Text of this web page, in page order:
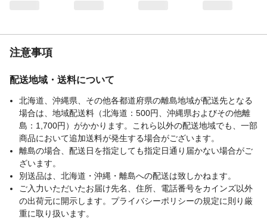
注意事項
配送地域・送料について
北海道、沖縄県、その他各都道府県の離島地域が配送先となる
場合は、地域配送料（北海道：500円、沖縄県およびその他離
島：1,700円）がかかります。これら以外の配送地域でも、一部
商品において追加送料が発生する場合がございます。
離島の場合、配送日を指定しても指定日通り届かない場合がご
ざいます。
別送品は、北海道・沖縄・離島への配送は致しかねます。
ご入力いただいたお届け先名、住所、電話番号をカインズ以外
の出荷元に開示します。プライバシーポリシーの規定に則り厳
重に取り扱います。